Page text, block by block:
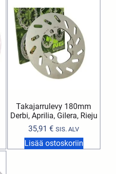
Takajarrulevy 180mm
Derbi, Aprilia, Gilera, Rieju
35,91€ SIS. ALV
Lisää ostoskoriin